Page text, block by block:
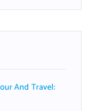
And Travel: